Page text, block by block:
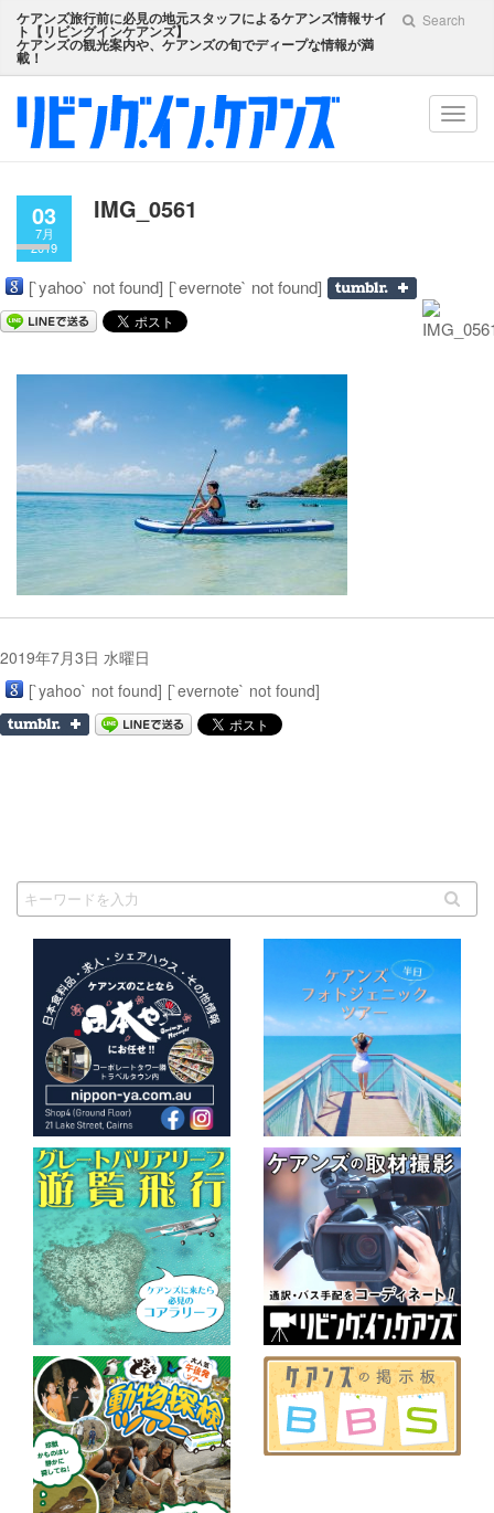
ケアンズ旅行前に必見の地元スタッフによるケアンズ情報サイ
ト【リビングインケアンズ】
ケアンズの観光案内や、ケアンズの旬でディープな情報が満
載！
Search
03
7月
2019
IMG_0561
[`yahoo` not found] [`evernote` not found]
2019年7月3日 水曜日
[`yahoo` not found] [`evernote` not found]